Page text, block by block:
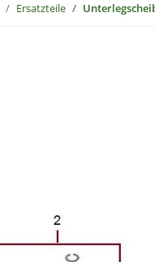
Ersatzteile